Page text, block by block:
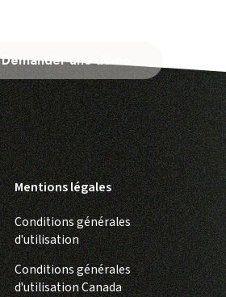
Demander une démo
Mentions légales
Conditions générales
d'utilisation
Conditions générales
d'utilisation Canada